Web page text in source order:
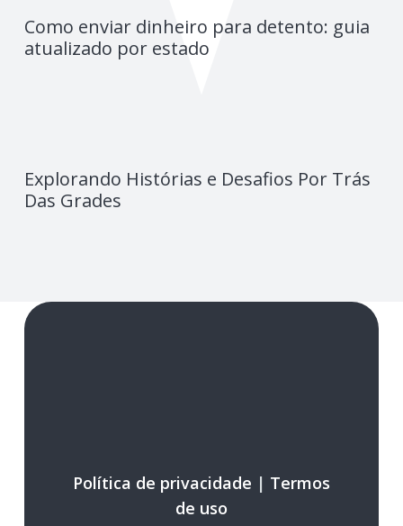
Como enviar dinheiro para detento: guia
atualizado por estado
Explorando Histórias e Desafios Por Trás
Das Grades
Política de privacidade | Termos
de uso